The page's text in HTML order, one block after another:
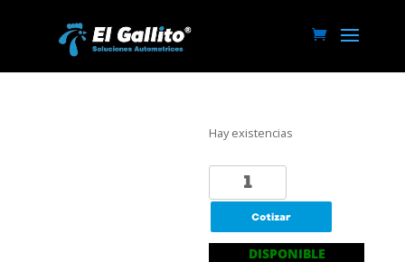
Hay existencias
P185/75R14
89S
UNIROYAL
TIGER
Cotizar
DISPONIBLE